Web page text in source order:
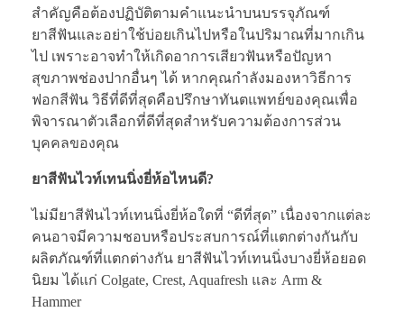
สำคัญคือต้องปฏิบัติตามคำแนะนำบนบรรจุภัณฑ์
ยาสีฟันและอย่าใช้บ่อยเกินไปหรือในปริมาณที่มากเกิน
ไป เพราะอาจทำให้เกิดอาการเสียวฟันหรือปัญหา
สุขภาพช่องปากอื่นๆ ได้ หากคุณกำลังมองหาวิธีการ
ฟอกสีฟัน วิธีที่ดีที่สุดคือปรึกษาทันตแพทย์ของคุณเพื่อ
พิจารณาตัวเลือกที่ดีที่สุดสำหรับความต้องการส่วน
บุคคลของคุณ
ยาสีฟันไวท์เทนนิ่งยี่ห้อไหนดี?
ไม่มียาสีฟันไวท์เทนนิ่งยี่ห้อใดที่ “ดีที่สุด” เนื่องจากแต่ละ
คนอาจมีความชอบหรือประสบการณ์ที่แตกต่างกันกับ
ผลิตภัณฑ์ที่แตกต่างกัน ยาสีฟันไวท์เทนนิ่งบางยี่ห้อยอด
นิยม ได้แก่ Colgate, Crest, Aquafresh และ Arm &
Hammer